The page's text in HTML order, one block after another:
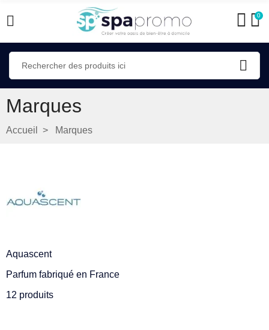
0
Marques
Accueil Marques
Aquascent
Parfum fabriqué en France
12 produits